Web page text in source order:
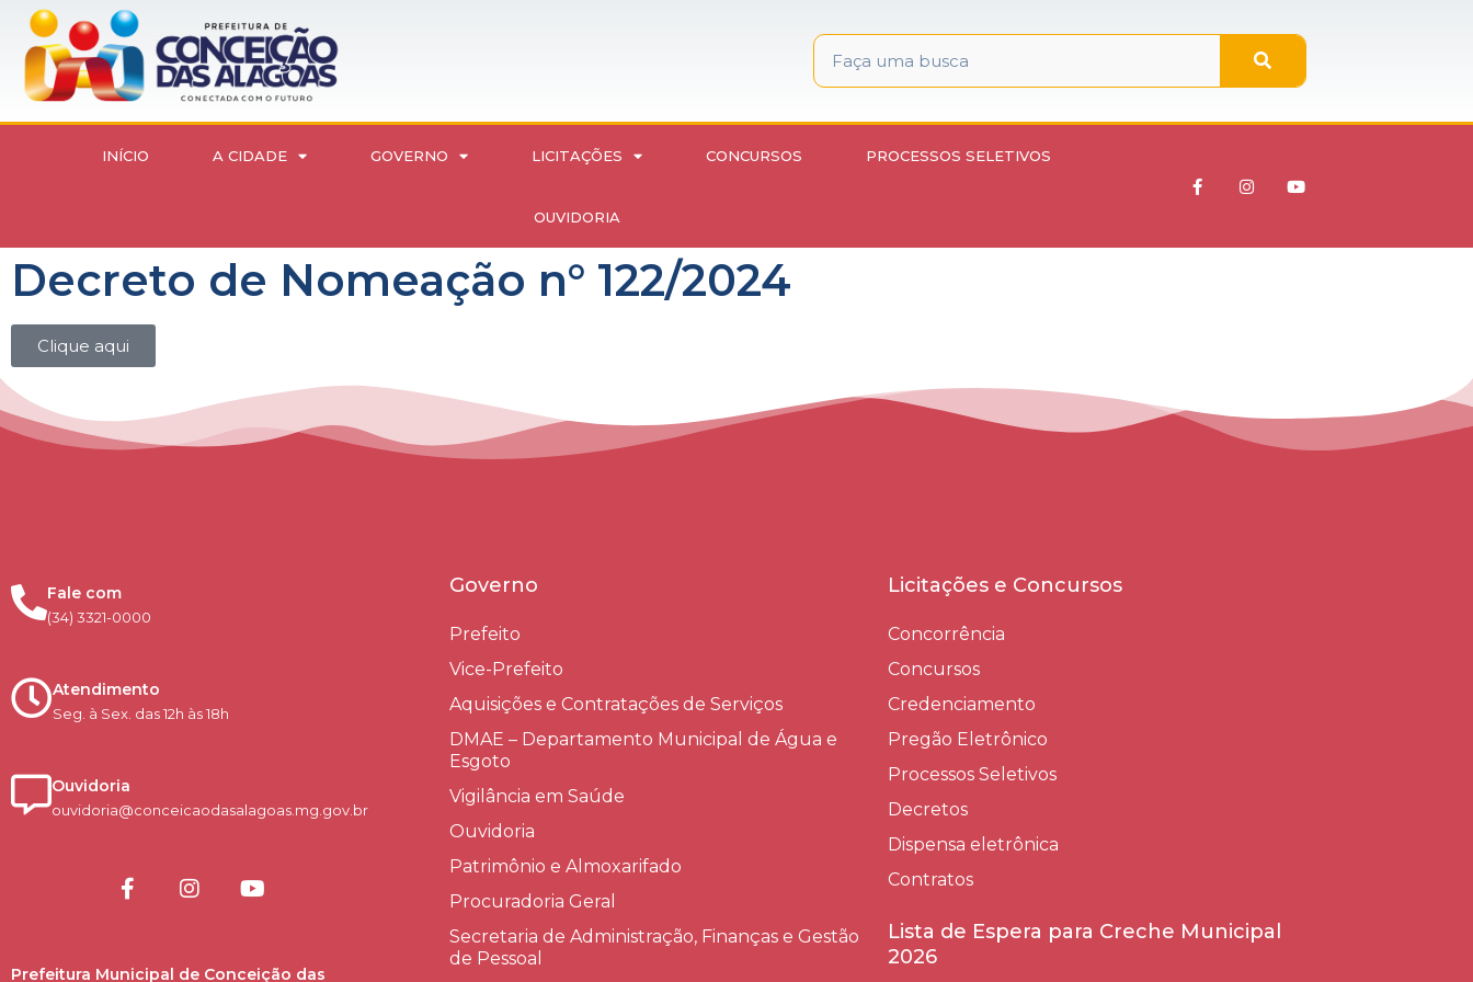
INÍCIO A CIDADE GOVERNO LICITAÇÕES CONCURSOS PROCESSOS SELETIVOS
OUVIDORIA
Decreto de Nomeação n° 122/2024
Clique aqui
Fale com
(34) 3321-0000
Atendimento
Seg. à Sex. das 12h às 18h
Ouvidoria
ouvidoria@conceicaodasalagoas.mg.gov.br
Prefeitura Municipal de Conceição das
Governo
Prefeito
Vice-Prefeito
Aquisições e Contratações de Serviços​
DMAE – Departamento Municipal de Água e
Esgoto
Vigilância em Saúde
Ouvidoria
Patrimônio e Almoxarifado
Procuradoria Geral
Secretaria de Administração, Finanças e Gestão
de Pessoal
Licitações e Concursos
Concorrência
Concursos
Credenciamento
Pregão Eletrônico
Processos Seletivos
Decretos
Dispensa eletrônica
Contratos
Lista de Espera para Creche Municipal
2026